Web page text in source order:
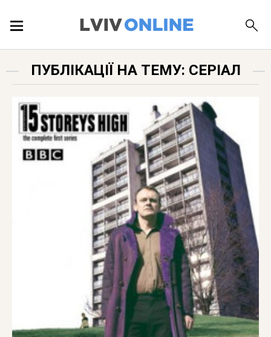
ЛОКАЦІЇ
ПУБЛІКАЦІЇ
ПУБЛІКАЦІЇ НА ТЕМУ: СЕРІАЛ